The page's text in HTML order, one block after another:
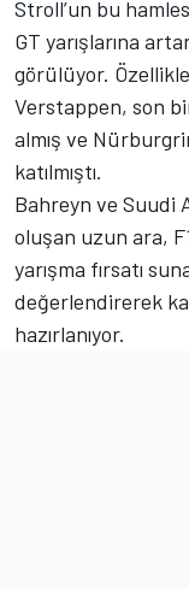
Stroll’un bu
GT yarışlarına
görülüyor.
Verstappen, son
almış ve
katılmıştı.
Bahreyn ve Suudi
oluşan uzun ara,
yarışma fırsatı
değerlendirerek
hazırlanıyor.